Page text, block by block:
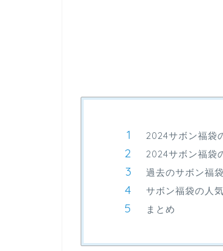
2024サボン福袋
2024サボン福袋
過去のサボン福
サボン福袋の人
まとめ